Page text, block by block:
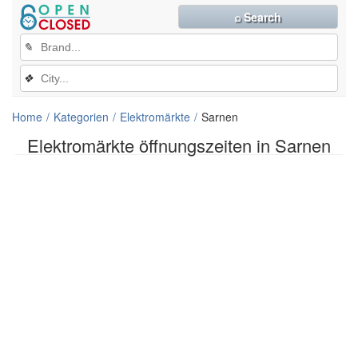
Elektromärkte öffnungszeiten in Sarnen
✎
❖
⌕ Search
Home Kategorien Elektromärkte Sarnen